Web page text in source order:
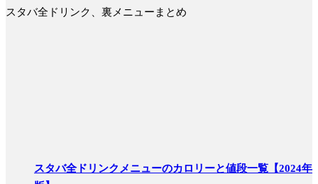
スタバ全ドリンク、裏メニューまとめ
スタバ全ドリンクメニューのカロリーと値段一覧【2024年